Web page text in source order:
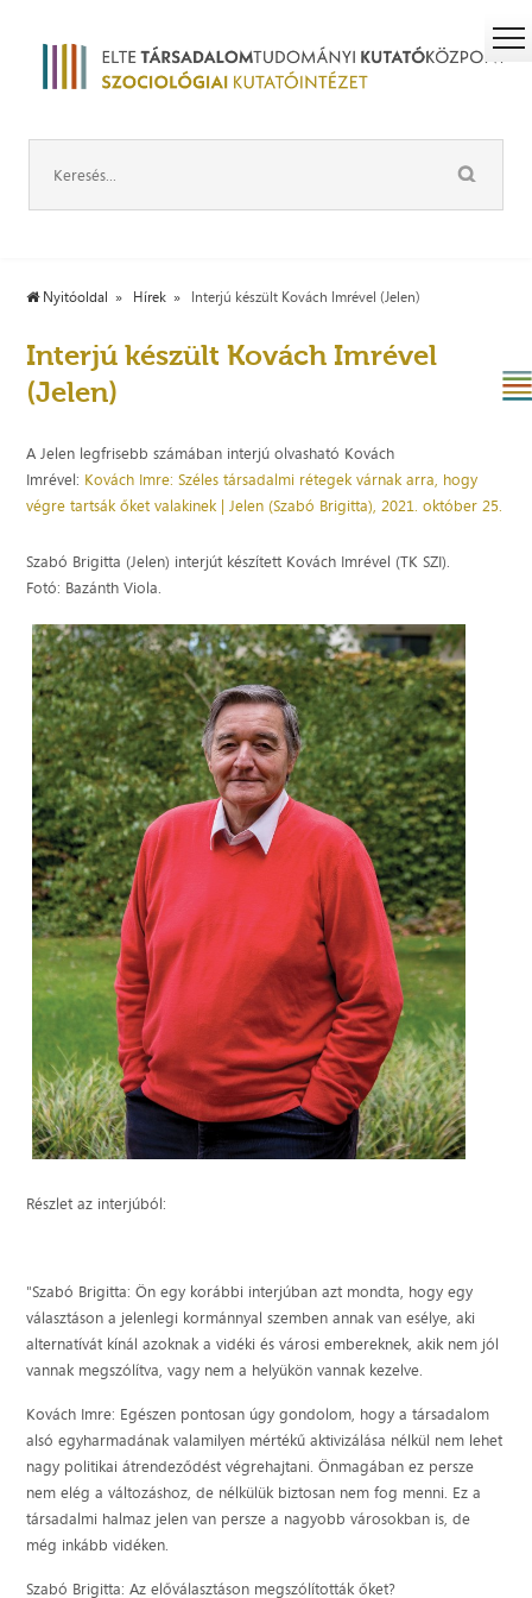
Nyitóoldal Hírek Interjú készült Kovách Imrével (Jelen)
Interjú készült Kovách Imrével
(Jelen)
A Jelen legfrisebb számában interjú olvasható Kovách
Imrével: Kovách Imre: Széles társadalmi rétegek várnak arra, hogy
végre tartsák őket valakinek | Jelen (Szabó Brigitta), 2021. október 25.
Szabó Brigitta (Jelen) interjút készített Kovách Imrével (TK SZI).
Fotó: Bazánth Viola.
Részlet az interjúból:
"Szabó Brigitta: Ön egy korábbi interjúban azt mondta, hogy egy
választáson a jelenlegi kormánnyal szemben annak van esélye, aki
alternatívát kínál azoknak a vidéki és városi embereknek, akik nem jól
vannak megszólítva, vagy nem a helyükön vannak kezelve.
Kovách Imre: Egészen pontosan úgy gondolom, hogy a társadalom
alsó egyharmadának valamilyen mértékű aktivizálása nélkül nem lehet
nagy politikai átrendeződést végrehajtani. Önmagában ez persze
nem elég a változáshoz, de nélkülük biztosan nem fog menni. Ez a
társadalmi halmaz jelen van persze a nagyobb városokban is, de
még inkább vidéken.
Szabó Brigitta: Az előválasztáson megszólították őket?